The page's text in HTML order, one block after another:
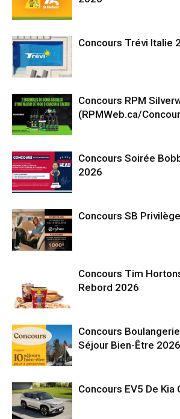
Concours Trévi Italie
Concours RPM
(RPMWeb.ca/
Concours Soirée
2026
Concours SB
Concours Tim
Rebord 2026
Concours
Séjour Bien-Être 2026
Concours EV5 De Kia